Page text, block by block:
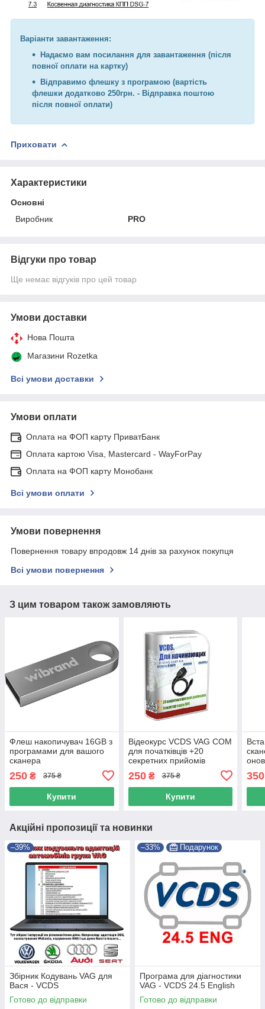
Варіанти завантаження:
Надаємо вам посилання для завантаження (після
повної оплати на картку)
Відправимо флешку з програмою (вартість
флешки додатково 250грн. - Відправка поштою
після повної оплати)
Приховати
Характеристики
Основні
Виробник
PRO
Відгуки про товар
Ще немає відгуків про цей товар
Умови доставки
Нова Пошта
Магазини Rozetka
Всі умови доставки
Умови оплати
Оплата на ФОП карту ПриватБанк
Оплата картою Visa, Mastercard - WayForPay
Оплата на ФОП карту Монобанк
Всі умови оплати
Умови повернення
Повернення товару впродовж 14 днів за рахунок покупця
Всі умови повернення
З цим товаром також замовляють
Флеш накопичувач 16GB з
програмами для вашого
сканера
250 ₴ 375 ₴
Купити
Відеокурс VCDS VAG COM
для початківців +20
секретних прийомів
(Збірники кодувань у
ПОДАРУНОК)
250₴ 375 ₴
Купити
вася
350
Акційні пропозиції та новинки
–39%
Збірник Кодувань VAG для
Вася - VCDS
Готово до відправки
–33% Подарунок
Програма для діагностики
VAG - VCDS 24.5 English
Готово до відправки